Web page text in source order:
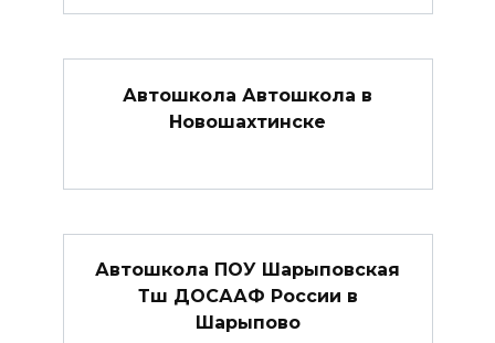
Автошкола Автошкола в
Новошахтинске
Автошкола ПОУ Шарыповская
Тш ДОСААФ России в
Шарыпово